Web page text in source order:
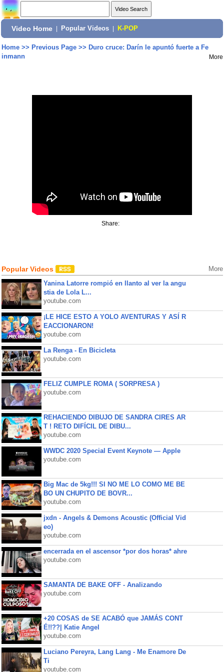
Video Home Popular Videos K-POP
Home>> Previous Page>> Duro cruce: Darín le apuntó fuerte a Fe
inmann
More
Share:
Popular Videos More
Yanina Latorre rompió en llanto al ver la angu
stia de Lola L...
youtube.com
¡LE HICE ESTO A YOLO AVENTURAS Y ASÍ R
EACCIONARON!
youtube.com
La Renga - En Bicicleta
youtube.com
FELIZ CUMPLE ROMA ( SORPRESA )
youtube.com
REHACIENDO DIBUJO DE SANDRA CIRES AR
T ! RETO DIFÍCIL DE DIBU...
youtube.com
WWDC 2020 Special Event Keynote — Apple
youtube.com
Big Mac de 5kg!!! SI NO ME LO COMO ME BE
BO UN CHUPITO DE BOVR...
youtube.com
jxdn - Angels & Demons Acoustic (Official Vid
eo)
youtube.com
encerrada en el ascensor *por dos horas* ahre
youtube.com
SAMANTA DE BAKE OFF - Analizando
youtube.com
+20 COSAS de SE ACABÓ que JAMÁS CONT
É!!??| Katie Angel
youtube.com
Luciano Pereyra, Lang Lang - Me Enamore De
Ti
youtube.com